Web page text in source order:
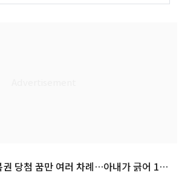
당첨 꿈만 여러 차례…아내가 긁어 1등